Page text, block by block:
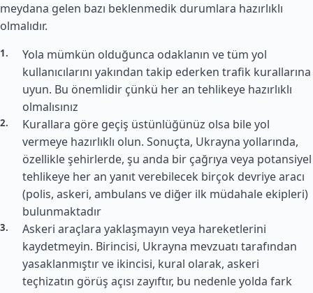
meydana gelen bazı beklenmedik durumlara hazırlıklı
olmalıdır.
Yola mümkün olduğunca odaklanın ve tüm yol
kullanıcılarını yakından takip ederken trafik kurallarına
uyun. Bu önemlidir çünkü her an tehlikeye hazırlıklı
olmalısınız
Kurallara göre geçiş üstünlüğünüz olsa bile yol
vermeye hazırlıklı olun. Sonuçta, Ukrayna yollarında,
özellikle şehirlerde, şu anda bir çağrıya veya potansiyel
tehlikeye her an yanıt verebilecek birçok devriye aracı
(polis, askeri, ambulans ve diğer ilk müdahale ekipleri)
bulunmaktadır
Askeri araçlara yaklaşmayın veya hareketlerini
kaydetmeyin. Birincisi, Ukrayna mevzuatı tarafından
yasaklanmıştır ve ikincisi, kural olarak, askeri
teçhizatın görüş açısı zayıftır, bu nedenle yolda fark